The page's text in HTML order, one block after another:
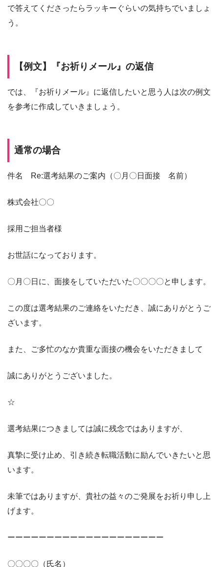
で答えてくださったらラッキーぐらいの気持ちでいましょ
う。
【例文】『お祈りメール』の返信
では、『お祈りメール』に返信したいと思う人は次の例文
を参考に作成していきましょう。
通常の場合
件名 Re:選考結果のご案内（〇月〇日面接 名前）
株式会社〇〇
採用ご担当者様
お世話になっております。
〇月〇日に、面接をしていただいた〇〇〇〇と申します。
この度は選考結果のご連絡をいただき、誠にありがとうご
ざいます。
また、ご多忙のなか貴重な面接の機会をいただきまして
誠にありがとうございました。
☆
選考結果につきましては誠に残念ではありますが、
真摯に受け止め、引き続き転職活動に励んでいきたいと思
います。
未筆ではありますが、貴社の益々のご発展をお祈り申し上
げます。
ーーーーーーーーーーーーーーーーーーーー
〇〇〇〇（氏名）